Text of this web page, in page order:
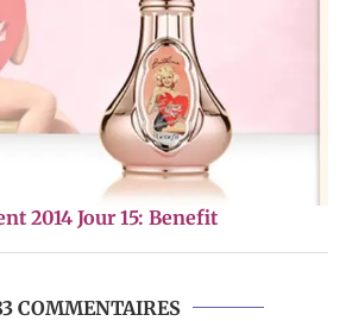
2014 Jour 15: Benefit
COMMENTAIRES